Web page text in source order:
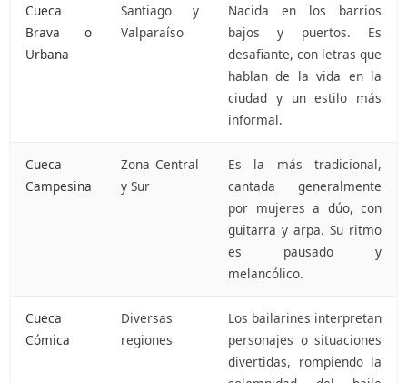
Cueca
Brava o
Urbana
Santiago y
Valparaíso
Nacida en los barrios
bajos y puertos. Es
desafiante, con letras que
hablan de la vida en la
ciudad y un estilo más
informal.
Cueca
Campesina
Zona Central
y Sur
Es la más tradicional,
cantada generalmente
por mujeres a dúo, con
guitarra y arpa. Su ritmo
es pausado y
melancólico.
Cueca
Cómica
Diversas
regiones
Los bailarines interpretan
personajes o situaciones
divertidas, rompiendo la